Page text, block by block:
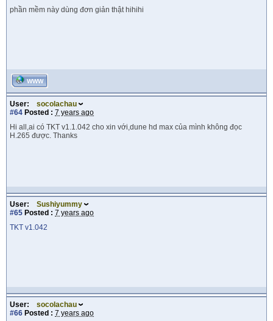
phần mềm này dùng đơn giản thật hihihi
WWW
User:
socolachau
#64 Posted : 7 years ago
Hi all,ai có TKT v1.1.042 cho xin với,dune hd max của mình không đọc
H.265 được. Thanks
User:
Sushiyummy
#65 Posted : 7 years ago
TKT v1.042
User:
socolachau
#66 Posted : 7 years ago